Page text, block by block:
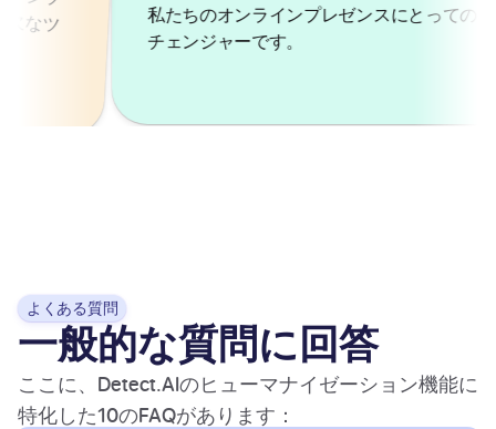
私たちのオンラインプレゼンスにとってのゲーム
チェンジャーです。
よくある質問
一般的な質問に回答
ここに、Detect.AIのヒューマナイゼーション機能に
特化した10のFAQがあります：